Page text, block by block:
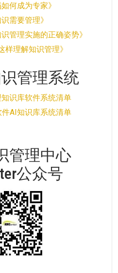
何成为专家》
识需要管理》
管理实施的正确姿势》
样理解知识管理》
管理系统
识库软件系统清单
AI知识库系统清单
管理中心
公众号